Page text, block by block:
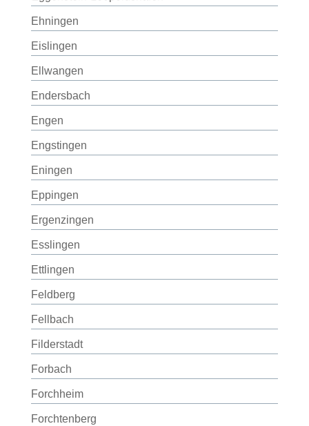
Ehningen
Eislingen
Ellwangen
Endersbach
Engen
Engstingen
Eningen
Eppingen
Ergenzingen
Esslingen
Ettlingen
Feldberg
Fellbach
Filderstadt
Forbach
Forchheim
Forchtenberg